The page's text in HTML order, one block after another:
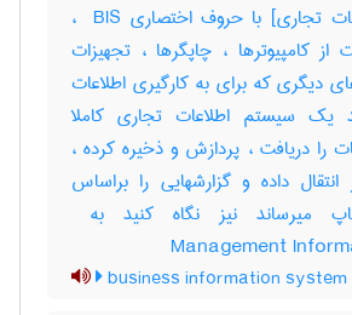
[سیستم اطلاعات تجاری] با حروف اختصاری ‎ BIS ،
کامپیوترها ، چاپگرها ، تجهیزات
دیگری که برای به کارگیری اطلاعات
یک سیستم اطلاعات تجاری کاملا
را دریافت ، پردازش و ذخیره کرده ،
انتقال داده و گزارشهایی را براساس
Management
business information system